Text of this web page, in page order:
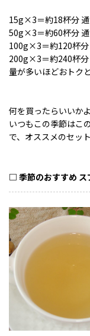
15g×3＝約18杯分
50g×3＝約60杯分 通
100g×3＝約120杯分
200g×3＝約240杯分
量が多いほどおトク
何を買ったらいいか
いつもこの季節はこ
で、オススメのセッ
□ 季節のおすすめ ス